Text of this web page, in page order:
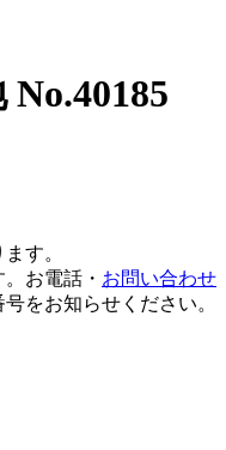
No.40185
す。
お電話・ お問い合わせ
をお知らせください。